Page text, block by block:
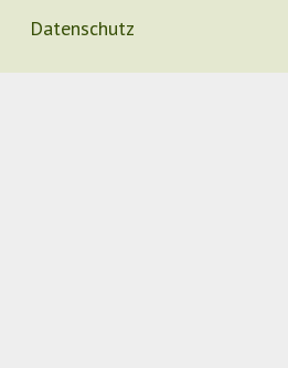
Datenschutz